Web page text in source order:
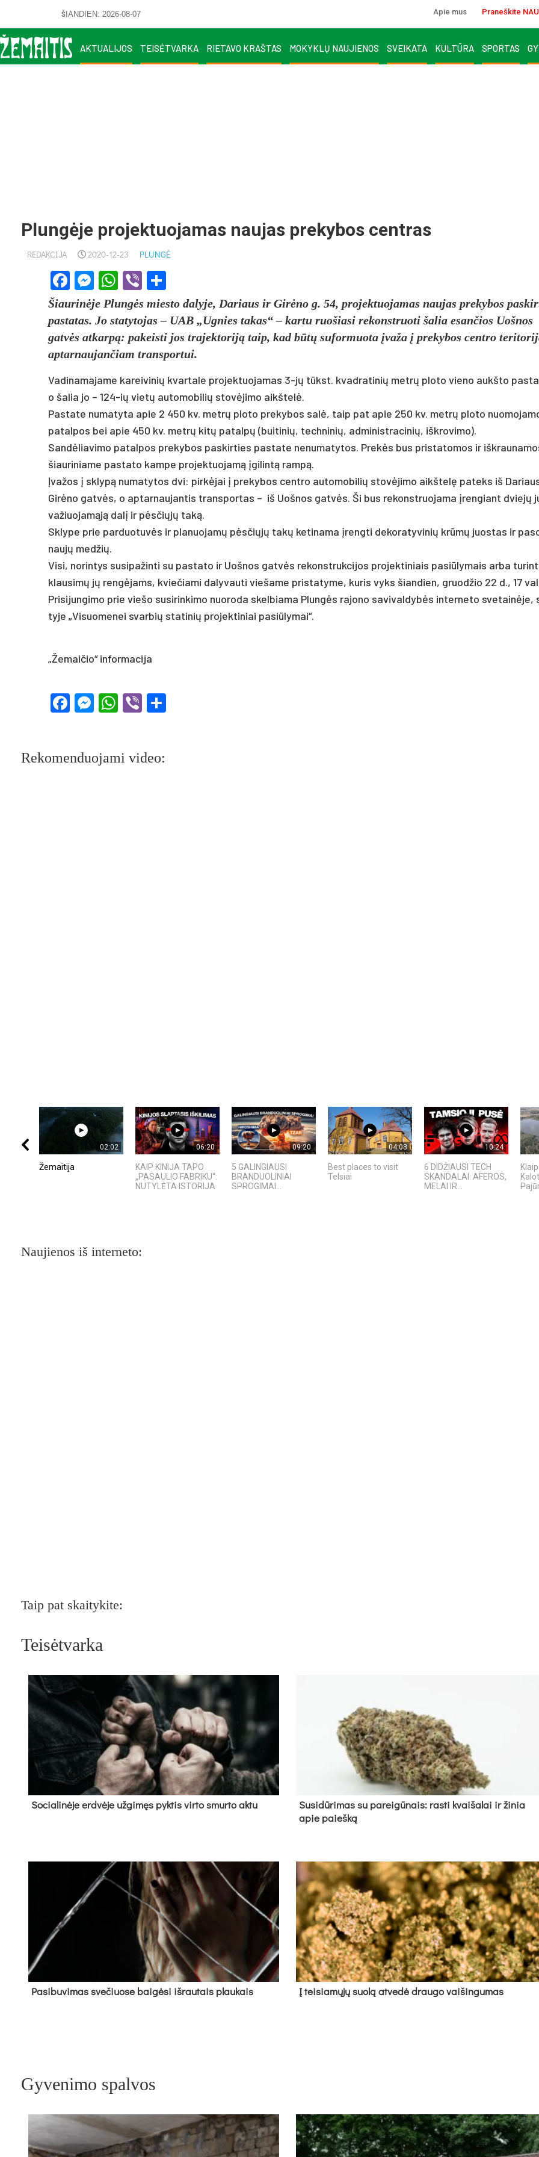
ŠIANDIEN: 2026-08-07 Apie mus Praneškite
AKTUALIJOS TEISĖTVARKA RIETAVO KRAŠTAS MOKYKLŲ NAUJIENOS SVEIKATA KULTŪRA SPORTAS
Plungėje projektuojamas naujas prekybos centras
REDAKCIJA 2020-12-23 PLUNGĖ
Facebook
Messenger
WhatsApp
Viber
Šiaurinėje Plungės miesto dalyje, Dariaus ir Girėno g. 54, projektuojamas naujas prekybos
pastatas. Jo statytojas – UAB „Ugnies takas“ – kartu ruošiasi rekonstruoti šalia esančios Uošnos
gatvės atkarpą: pakeisti jos trajektoriją taip, kad būtų suformuota įvaža į prekybos centro
aptarnaujančiam transportui.
Va­di­na­ma­ja­me ka­rei­vi­nių kvar­ta­le pro­jek­tuo­ja­mas 3-jų tūkst. kvad­ra­ti­nių metrų plo­to vie­no aukš­to
o ša­lia jo – 124-ių vietų au­to­mo­bi­lių stovė­ji­mo aikš­telė.
Pas­ta­te nu­ma­ty­ta apie 2 450 kv. metrų plo­to pre­ky­bos salė, taip pat apie 250 kv. metrų plo­to
pa­tal­pos bei apie 450 kv. metrų kitų pa­talpų (bui­ti­nių, tech­ni­nių, ad­mi­nist­ra­ci­nių, išk­ro­vi­mo).
Sandė­lia­vi­mo pa­tal­pos pre­ky­bos pa­skir­ties pa­sta­te ne­nu­ma­ty­tos. Prekės bus pri­sta­to­mos ir
šiau­ri­nia­me pa­sta­to kam­pe pro­jek­tuo­jamą įgi­lintą rampą.
Įva­žos į sklypą nu­ma­ty­tos dvi: pirkė­jai į pre­ky­bos cent­ro au­to­mo­bi­lių stovė­ji­mo aikš­telę pa­teks iš
Girė­no gatvės, o ap­tar­nau­jan­tis trans­por­tas – iš Uoš­nos gatvės. Ši bus re­konst­ruo­ja­ma įren­giant dviejų
va­žiuo­jamąją dalį ir pėsčiųjų taką.
Skly­pe prie par­duo­tuvės ir pla­nuo­jamų pėsčiųjų takų ke­ti­na­ma įreng­ti de­ko­ra­ty­vi­nių krūmų juos­tas ir
naujų med­žių.
Vi­si, no­rin­tys su­si­pa­žin­ti su pa­sta­to ir Uoš­nos gatvės re­konst­ruk­ci­jos pro­jek­ti­niais pa­si­ūly­mais ar­ba
klau­simų jų rengė­jams, kvie­čia­mi da­ly­vau­ti vie­ša­me pri­sta­ty­me, ku­ris vyks šian­dien, gruod­žio 22 d., 17
Pri­si­jun­gi­mo prie vie­šo su­si­rin­ki­mo nuo­ro­da skel­bia­ma Plungės ra­jo­no sa­vi­val­dybės in­ter­ne­to
ty­je „Vi­suo­me­nei svar­bių sta­ti­nių pro­jek­ti­niai pa­si­ūly­mai“.
„Že­mai­čio“ in­for­ma­ci­ja
Facebook
Messenger
WhatsApp
Viber
Rekomenduojami video:
02:02
Žemaitija
06:20
KAIP KINIJA TAPO
„PASAULIO FABRIKU“:
NUTYLĖTA ISTORIJA
09:20
5 GALINGIAUSI
BRANDUOLINIAI
SPROGIMAI...
04:08
Best places to visit
Telsiai
10:24
6 DIDŽIAUSI TECH
SKANDALAI: AFEROS,
MELAI IR...
Naujienos iš interneto:
Taip pat skaitykite:
Teisėtvarka
So­cia­li­nė­je erd­vė­je už­gi­męs pyk­tis vir­to smur­to ak­tu
Su­si­dū­ri­mas su pa­rei­gū­nais: ras­ti kvai­ša­lai ir ži­nia
apie paieš­ką
Pa­si­bu­vi­mas sve­čiuo­se bai­gė­si iš­rau­tais plau­kais Į tei­sia­mų­jų suo­lą at­ve­dė drau­go vai­šin­gu­mas
Gyvenimo spalvos